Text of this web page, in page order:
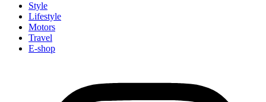
Style
Lifestyle
Motors
Travel
E-shop